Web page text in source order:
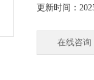
更新时间：
在线咨询